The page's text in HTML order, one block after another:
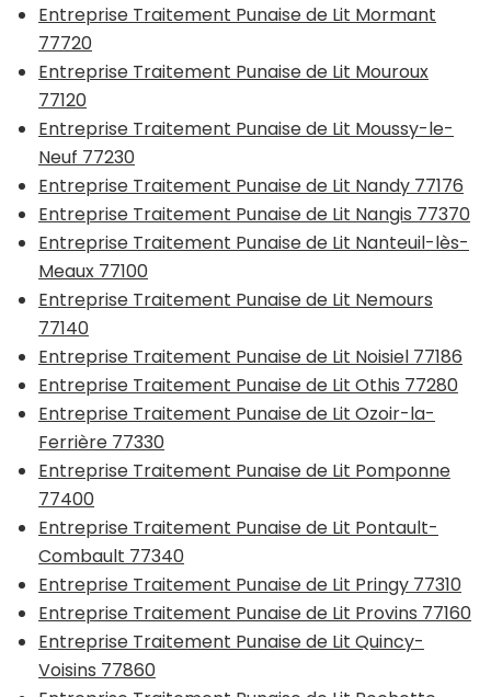
Entreprise Traitement Punaise de Lit Mormant
77720
Entreprise Traitement Punaise de Lit Mouroux
77120
Entreprise Traitement Punaise de Lit Moussy-le-
Neuf 77230
Entreprise Traitement Punaise de Lit Nandy 77176
Entreprise Traitement Punaise de Lit Nangis 77370
Entreprise Traitement Punaise de Lit Nanteuil-lès-
Meaux 77100
Entreprise Traitement Punaise de Lit Nemours
77140
Entreprise Traitement Punaise de Lit Noisiel 77186
Entreprise Traitement Punaise de Lit Othis 77280
Entreprise Traitement Punaise de Lit Ozoir-la-
Ferrière 77330
Entreprise Traitement Punaise de Lit Pomponne
77400
Entreprise Traitement Punaise de Lit Pontault-
Combault 77340
Entreprise Traitement Punaise de Lit Pringy 77310
Entreprise Traitement Punaise de Lit Provins 77160
Entreprise Traitement Punaise de Lit Quincy-
Voisins 77860